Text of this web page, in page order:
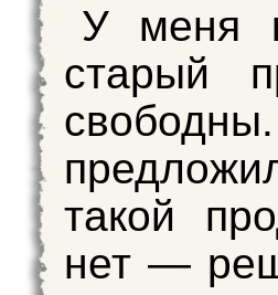
У меня
старый
такой
нет —